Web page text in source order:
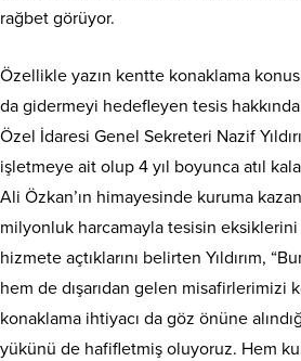
rağbet görüyor.
Özellikle yazın kentte konaklama
da gidermeyi hedefleyen tesis
Özel İdaresi Genel Sekreteri Nazif
işletmeye ait olup 4 yıl boyunca atıl
Ali Özkan’ın himayesinde kuruma
milyonluk harcamayla tesisin
hizmete açtıklarını belirten Yıldırım,
hem de dışarıdan gelen misafirlerimizi
konaklama ihtiyacı da göz önüne
yükünü de hafifletmiş oluyoruz. Hem